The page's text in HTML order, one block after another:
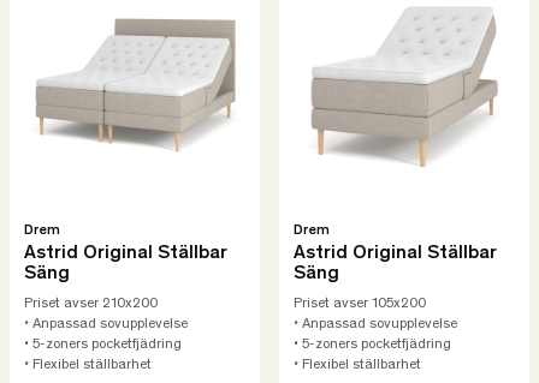
Drem
Astrid Original Ställbar
Säng
Priset avser 210x200
• Anpassad sovupplevelse
• 5-zoners pocketfjädring
• Flexibel ställbarhet
Drem
Astrid Original Ställbar
Säng
Priset avser 105x200
• Anpassad sovupplevelse
• 5-zoners pocketfjädring
• Flexibel ställbarhet